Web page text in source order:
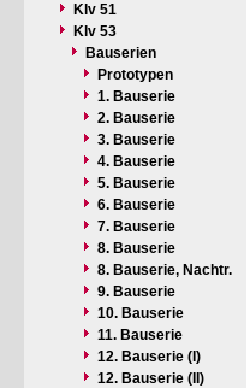
Klv 51
Klv 53
Bauserien
Prototypen
1. Bauserie
2. Bauserie
3. Bauserie
4. Bauserie
5. Bauserie
6. Bauserie
7. Bauserie
8. Bauserie
8. Bauserie, Nachtr.
9. Bauserie
10. Bauserie
11. Bauserie
12. Bauserie (I)
12. Bauserie (II)